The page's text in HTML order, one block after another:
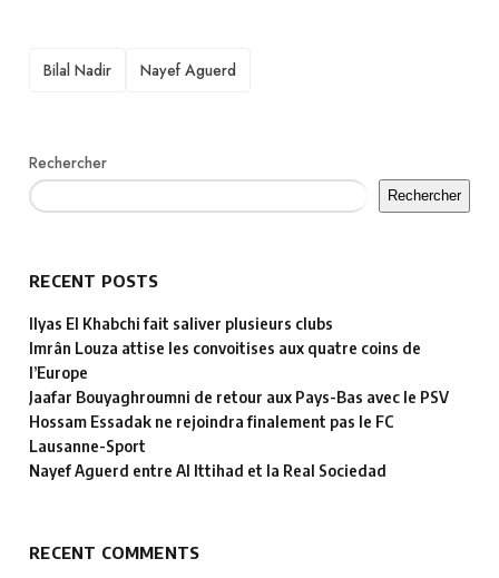
TAGS
Bilal Nadir Nayef Aguerd
Rechercher
Rechercher
RECENT POSTS
Ilyas El Khabchi fait saliver plusieurs clubs
Imrân Louza attise les convoitises aux quatre coins de
l’Europe
Jaafar Bouyaghroumni de retour aux Pays-Bas avec le PSV
Hossam Essadak ne rejoindra finalement pas le FC
Lausanne-Sport
Nayef Aguerd entre Al Ittihad et la Real Sociedad
RECENT COMMENTS